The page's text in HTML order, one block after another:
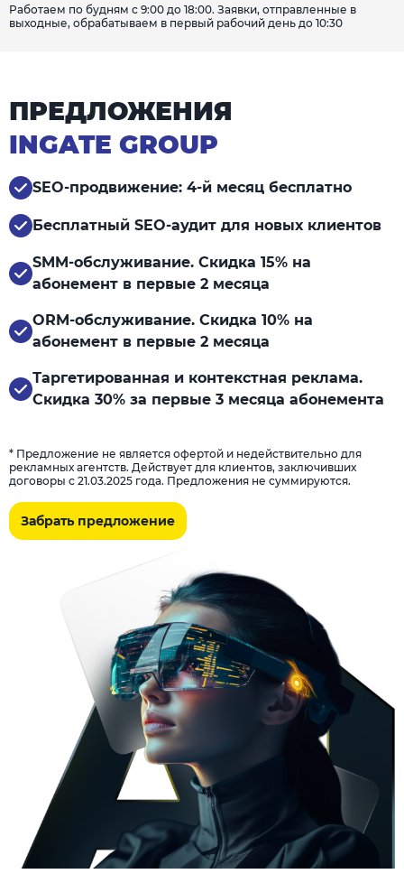
Работаем по будням с 9:00 до 18:00. Заявки, отправленные в
выходные, обрабатываем в первый рабочий день до 10:30
ПРЕДЛОЖЕНИЯ
INGATE GROUP
SEO-продвижение: 4-й месяц бесплатно
Бесплатный SEO-аудит для новых клиентов
SMM-обслуживание. Скидка 15% на
абонемент в первые 2 месяца
ORM-обслуживание. Скидка 10% на
абонемент в первые 2 месяца
Таргетированная и контекстная реклама.
Скидка 30% за первые 3 месяца абонемента
* Предложение не является офертой и недействительно для
рекламных агентств. Действует для клиентов, заключивших
договоры с 21.03.2025 года. Предложения не суммируются.
Забрать предложение